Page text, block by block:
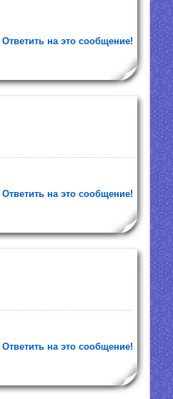
Ответить на это сообщение!
Ответить на это сообщение!
Ответить на это сообщение!